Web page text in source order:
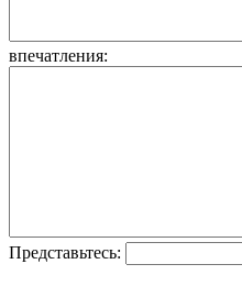
впечатления:
Представьтесь: